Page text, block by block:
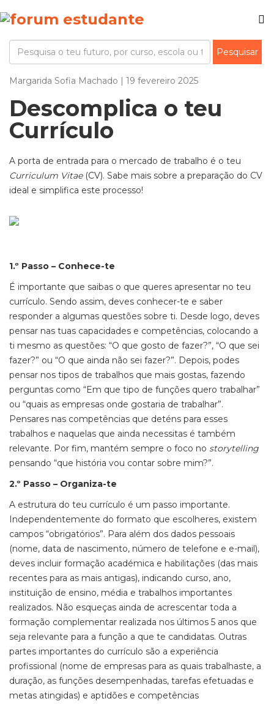
Margarida Sofia Machado | 19 fevereiro 2025
Descomplica o teu
Currículo
A porta de entrada para o mercado de trabalho é o teu
Curriculum Vitae(CV). Sabe mais sobre a preparação do CV
ideal e simplifica este processo!
1.º Passo – Conhece-te
É importante que saibas o que queres apresentar no teu
currículo. Sendo assim, deves conhecer-te e saber
responder a algumas questões sobre ti. Desde logo, deves
pensar nas tuas capacidades e competências, colocando a
ti mesmo as questões: “O que gosto de fazer?”, “O que sei
fazer?” ou “O que ainda não sei fazer?”. Depois, podes
pensar nos tipos de trabalhos que mais gostas, fazendo
perguntas como “Em que tipo de funções quero trabalhar”
ou “quais as empresas onde gostaria de trabalhar”.
Pensares nas competências que deténs para esses
trabalhos e naquelas que ainda necessitas é também
relevante. Por fim, mantém sempre o foco no storytelling
pensando “que história vou contar sobre mim?”.
2.º Passo – Organiza-te
A estrutura do teu currículo é um passo importante.
Independentemente do formato que escolheres, existem
campos “obrigatórios”. Para além dos dados pessoais
(nome, data de nascimento, número de telefone e e-mail),
deves incluir formação académica e habilitações (das mais
recentes para as mais antigas), indicando curso, ano,
instituição de ensino, média e trabalhos importantes
realizados. Não esqueças ainda de acrescentar toda a
formação complementar realizada nos últimos 5 anos que
seja relevante para a função a que te candidatas. Outras
partes importantes do currículo são a experiência
profissional (nome de empresas para as quais trabalhaste, a
duração, as funções desempenhadas, tarefas efetuadas e
metas atingidas) e aptidões e competências